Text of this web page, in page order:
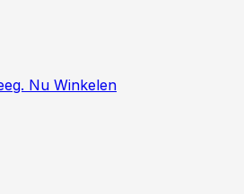
Nu Winkelen